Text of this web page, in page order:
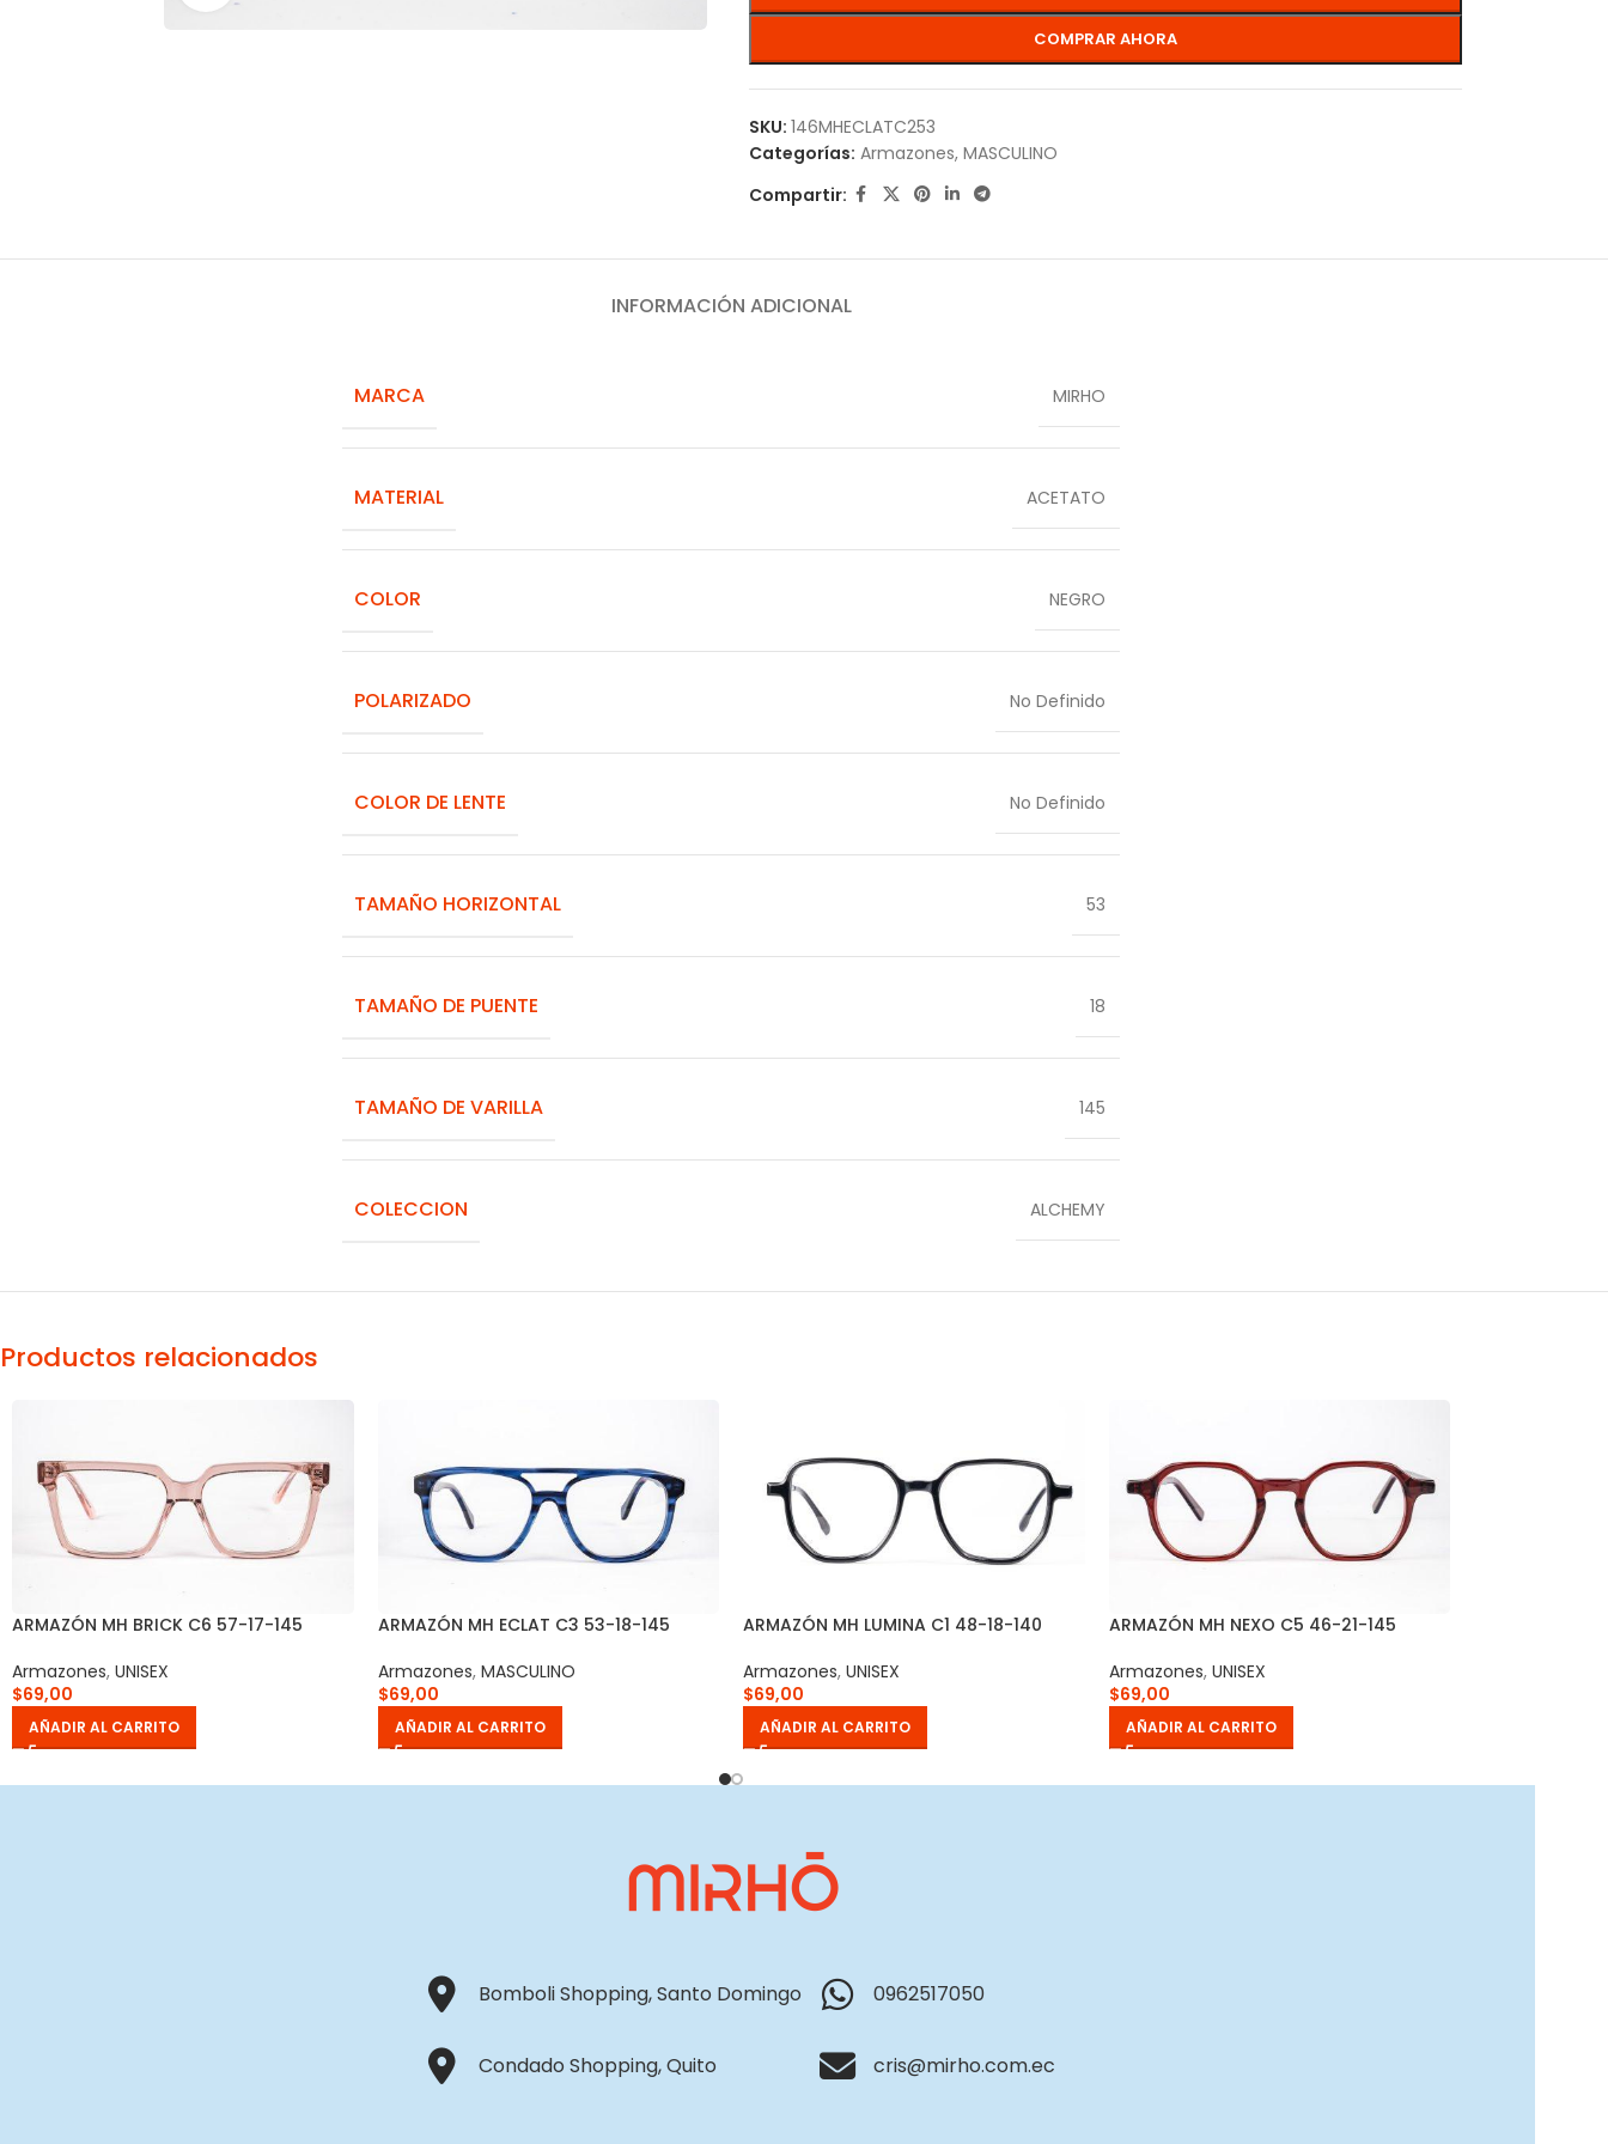
COMPRAR AHORA
SKU: 146MHECLATC253
Categorías: Armazones, MASCULINO
Compartir:
INFORMACIÓN ADICIONAL
MARCA MIRHO
MATERIAL ACETATO
COLOR NEGRO
POLARIZADO No Definido
COLOR DE LENTE No Definido
TAMAÑO HORIZONTAL 53
TAMAÑO DE PUENTE 18
TAMAÑO DE VARILLA 145
COLECCION ALCHEMY
Productos relacionados
ARMAZÓN MH BRICK C6 57-17-145
Armazones, UNISEX
$69,00
AÑADIR AL CARRITO
ARMAZÓN MH ECLAT C3 53-18-145
Armazones, MASCULINO
$69,00
AÑADIR AL CARRITO
ARMAZÓN MH LUMINA C1 48-18-140
Armazones, UNISEX
$69,00
AÑADIR AL CARRITO
ARMAZÓN MH NEXO C5 46-21-145
Armazones, UNISEX
$69,00
AÑADIR AL CARRITO
Bomboli Shopping, Santo Domingo
Condado Shopping, Quito
0962517050
cris@mirho.com.ec